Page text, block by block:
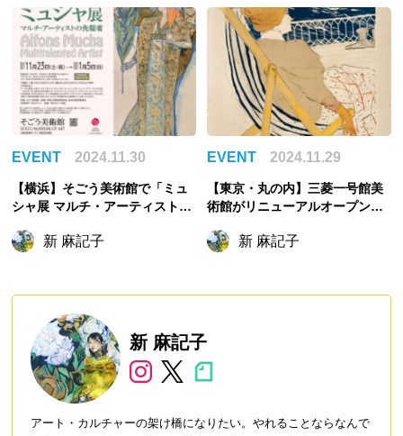
EVENT 2024.11.30
【横浜】そごう美術館で「ミュ
シャ展 マルチ・アーティストの
新 麻記子
EVENT 2024.11.29
【東京・丸の内】三菱一号館美
術館がリニューアルオープン！
ルーズ＝ロートレックとソフ
新 麻記子
新 麻記子
アート・カルチャーの架け橋になりたい。やれることならなんで